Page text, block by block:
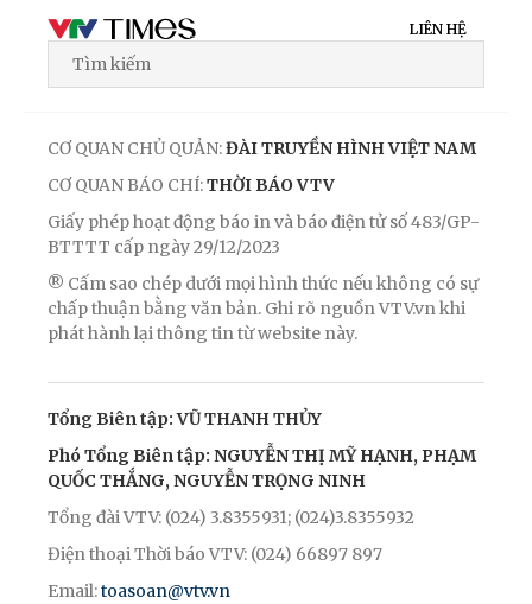
LIÊN HỆ
CƠ QUAN CHỦ QUẢN:ĐÀI TRUYỀN HÌNH VIỆT NAM
CƠ QUAN BÁO CHÍ:THỜI BÁO VTV
Giấy phép hoạt động báo in và báo điện tử số 483/GP-
BTTTT cấp ngày 29/12/2023
® Cấm sao chép dưới mọi hình thức nếu không có sự
chấp thuận bằng văn bản. Ghi rõ nguồn VTV.vn khi
phát hành lại thông tin từ website này.
Tổng Biên tập: VŨ THANH THỦY
Phó Tổng Biên tập: NGUYỄN THỊ MỸ HẠNH, PHẠM
QUỐC THẮNG, NGUYỄN TRỌNG NINH
Tổng đài VTV: (024) 3.8355931; (024)3.8355932
Điện thoại Thời báo VTV: (024) 66897 897
Email:toasoan@vtv.vn